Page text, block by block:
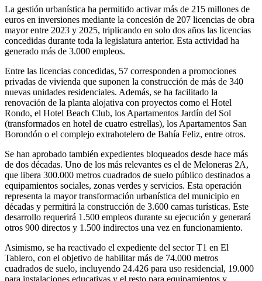
La gestión urbanística ha permitido activar más de 215 millones de
euros en inversiones mediante la concesión de 207 licencias de obra
mayor entre 2023 y 2025, triplicando en solo dos años las licencias
concedidas durante toda la legislatura anterior. Esta actividad ha
generado más de 3.000 empleos.
Entre las licencias concedidas, 57 corresponden a promociones
privadas de vivienda que suponen la construcción de más de 340
nuevas unidades residenciales. Además, se ha facilitado la
renovación de la planta alojativa con proyectos como el Hotel
Rondo, el Hotel Beach Club, los Apartamentos Jardín del Sol
(transformados en hotel de cuatro estrellas), los Apartamentos San
Borondón o el complejo extrahotelero de Bahía Feliz, entre otros.
Se han aprobado también expedientes bloqueados desde hace más
de dos décadas. Uno de los más relevantes es el de Meloneras 2A,
que libera 300.000 metros cuadrados de suelo público destinados a
equipamientos sociales, zonas verdes y servicios. Esta operación
representa la mayor transformación urbanística del municipio en
décadas y permitirá la construcción de 3.600 camas turísticas. Este
desarrollo requerirá 1.500 empleos durante su ejecución y generará
otros 900 directos y 1.500 indirectos una vez en funcionamiento.
Asimismo, se ha reactivado el expediente del sector T1 en El
Tablero, con el objetivo de habilitar más de 74.000 metros
cuadrados de suelo, incluyendo 24.426 para uso residencial, 19.000
para instalaciones educativas y el resto para equipamientos y